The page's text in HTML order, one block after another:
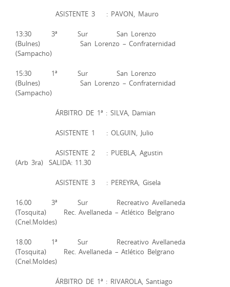
ASISTENTE 3 : PAVON, Mauro
13:30 3ª Sur San Lorenzo
(Bulnes) San Lorenzo – Confraternidad
(Sampacho)
15:30 1ª Sur San Lorenzo
(Bulnes) San Lorenzo – Confraternidad
(Sampacho)
ÁRBITRO DE 1ª : SILVA, Damian
ASISTENTE 1 : OLGUIN, Julio
ASISTENTE 2 : PUEBLA, Agustin
(Arb 3ra) SALIDA: 11.30
ASISTENTE 3 : PEREYRA, Gisela
16.00 3ª Sur Recreativo Avellaneda
(Tosquita) Rec. Avellaneda – Atlético Belgrano
(Cnel.Moldes)
18.00 1ª Sur Recreativo Avellaneda
(Tosquita) Rec. Avellaneda – Atlético Belgrano
(Cnel.Moldes)
ÁRBITRO DE 1ª : RIVAROLA, Santiago